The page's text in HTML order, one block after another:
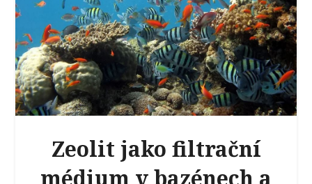
Zeolit jako filtrační
médium v bazénech a